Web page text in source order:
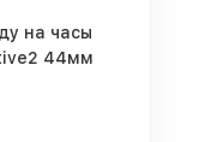
на часы
44мм